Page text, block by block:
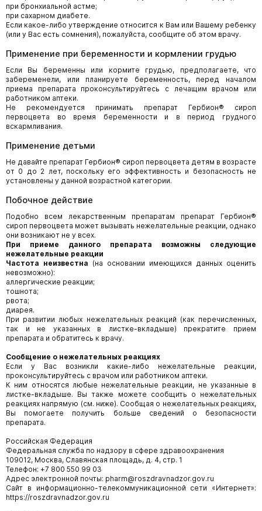
при бронхиальной астме;
при сахарном диабете.
Если какое-либо утверждение относится к Вам или Вашему ребенку
(или у Вас есть сомнения), пожалуйста, сообщите об этом врачу.
Применение при беременности и кормлении грудью
Если Вы беременны или кормите грудью, предполагаете, что
забеременели, или планируете беременность, перед началом
приема препарата проконсультируйтесь с лечащим врачом или
работником аптеки.
Не рекомендуется принимать препарат Гербион® сироп
первоцвета во время беременности и в период грудного
вскармливания.
Применение детьми
Не давайте препарат Гербион® сироп первоцвета детям в возрасте
от 0 до 2 лет, поскольку его эффективность и безопасность не
установлены у данной возрастной категории.
Побочное действие
Подобно всем лекарственным препаратам препарат Гербион®
сироп первоцвета может вызывать нежелательные реакции, однако
они возникают не у всех.
При приеме данного препарата возможны следующие
нежелательные реакции
Частота неизвестна (на основании имеющихся данных оценить
невозможно):
аллергические реакции;
тошнота;
рвота;
диарея.
При развитии любых нежелательных реакций (как перечисленных,
так и не указанных в листке-вкладыше) прекратите прием
препарата и обратитесь к врачу.
Сообщение о нежелательных реакциях
Если у Вас возникли какие-либо нежелательные реакции,
проконсультируйтесь с врачом или работником аптеки.
К ним относятся любые нежелательные реакции, не указанные в
листке-вкладыше. Вы также можете сообщить о нежелательных
реакциях напрямую (см. ниже). Сообщая о нежелательных реакциях,
Вы помогаете получить больше сведений о безопасности
препарата.
Российская Федерация
Федеральная служба по надзору в сфере здравоохранения
109012, Москва, Славянская площадь, д. 4, стр. 1
Телефон: +7 800 550 99 03
Адрес электронной почты: pharm@roszdravnadzor.gov.ru
Сайт в информационно-телекоммуникационной сети «Интернет»:
https://roszdravnadzor.gov.ru